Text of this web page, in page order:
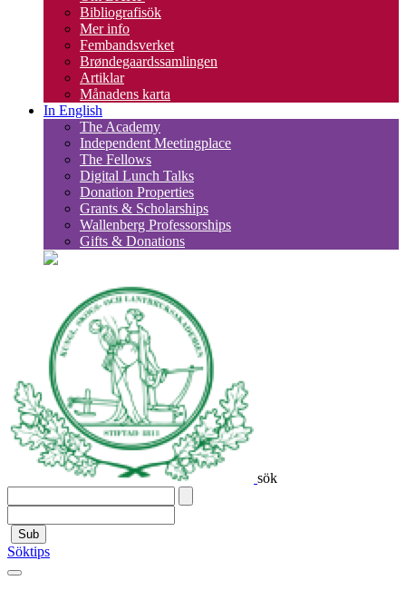
Bibliografisök
Mer info
Fembandsverket
Brøndegaardssamlingen
Artiklar
Månadens karta
In English
The Academy
Independent Meetingplace
The Fellows
Digital Lunch Talks
Donation Properties
Grants & Scholarships
Wallenberg Professorships
Gifts & Donations
sök
Sub
Söktips